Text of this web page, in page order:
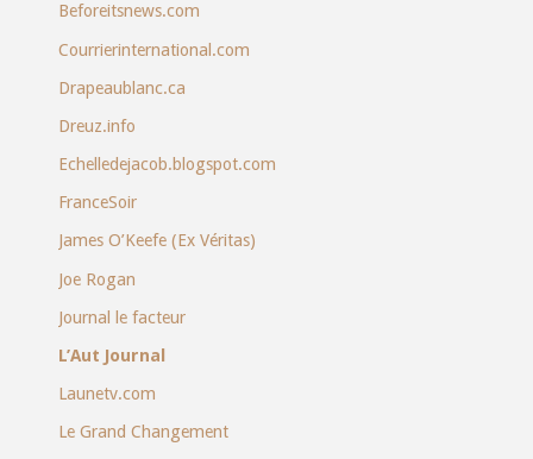
Beforeitsnews.com
Courrierinternational.com
Drapeaublanc.ca
Dreuz.info
Echelledejacob.blogspot.com
FranceSoir
James O’Keefe (Ex Véritas)
Joe Rogan
Journal le facteur
L’Aut Journal
Launetv.com
Le Grand Changement